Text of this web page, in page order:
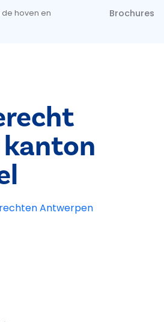
gaan
hoven en
Brochures
Antwerpen